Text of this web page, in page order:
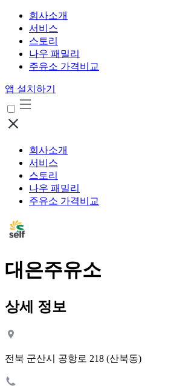
회사소개
서비스
스토리
나우 패밀리
주유소 가격비교
앱 설치하기
회사소개
서비스
스토리
나우 패밀리
주유소 가격비교
대은주유소
상세 정보
전북 군산시 공항로 218 (산북동)